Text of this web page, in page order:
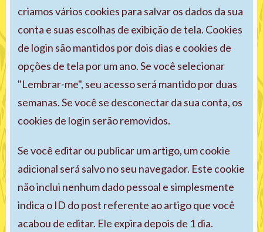
criamos vários cookies para salvar os dados da sua
conta e suas escolhas de exibição de tela. Cookies
de login são mantidos por dois dias e cookies de
opções de tela por um ano. Se você selecionar
"Lembrar-me", seu acesso será mantido por duas
semanas. Se você se desconectar da sua conta, os
cookies de login serão removidos.
Se você editar ou publicar um artigo, um cookie
adicional será salvo no seu navegador. Este cookie
não inclui nenhum dado pessoal e simplesmente
indica o ID do post referente ao artigo que você
acabou de editar. Ele expira depois de 1 dia.